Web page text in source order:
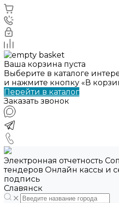
Ваша корзина пуста
Выберите в каталоге
и нажмите кнопку «В
Перейти в каталог
Заказать звонок
Электронная отчетность
тендеров Онлайн кассы и
подпись
Славянск